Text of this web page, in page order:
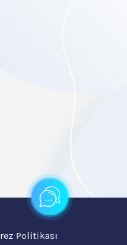
Politikası